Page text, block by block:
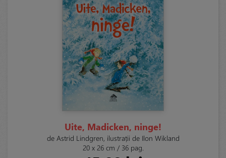
Uite, Madicken, ninge!
de Astrid Lindgren, ilustrații de Ilon Wikland
20 x 26 cm / 36 pag.